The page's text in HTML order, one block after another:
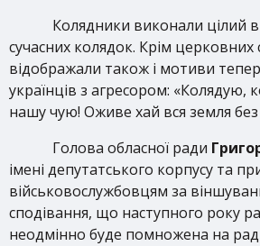
Колядники виконали цілий
сучасних колядок. Крім церковних
відображали також і мотиви
українців з агресором: «Колядую,
нашу чую! Оживе хай вся земля без
Голова обласної ради
імені депутатського корпусу та
військовослужбовцям за
сподівання, що наступного року
неодмінно буде помножена на